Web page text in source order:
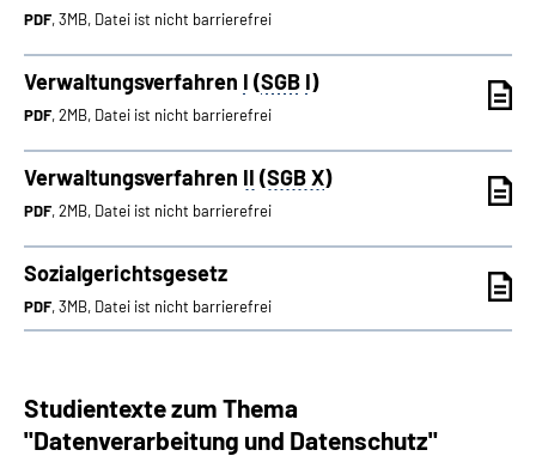
PDF, 3MB, Datei ist nicht barrierefrei
Verwaltungsverfahren I (SGB I)
PDF, 2MB, Datei ist nicht barrierefrei
Verwaltungsverfahren II (SGB X)
PDF, 2MB, Datei ist nicht barrierefrei
Sozialgerichtsgesetz
PDF, 3MB, Datei ist nicht barrierefrei
Studientexte zum Thema
"Datenverarbeitung und Datenschutz"